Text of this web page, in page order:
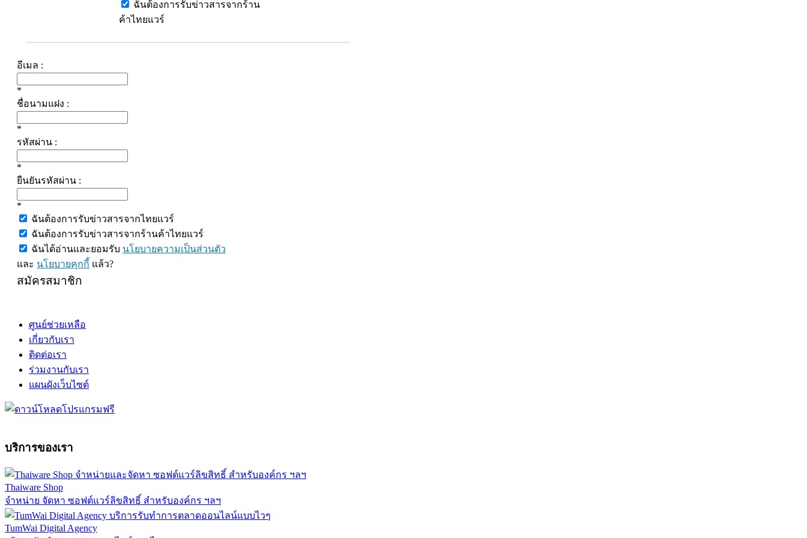
ฉันต้องการรับข่าวสารจากร้าน
ค้าไทยแวร์
อีเมล :
*
ชื่อนามแฝง :
*
รหัสผ่าน :
*
ยืนยันรหัสผ่าน :
*
ฉันต้องการรับข่าวสารจากไทยแวร์
ฉันต้องการรับข่าวสารจากร้านค้าไทยแวร์
ฉันได้อ่านและยอมรับ นโยบายความเป็นส่วนตัว
และ นโยบายคุกกี้ แล้ว?
สมัครสมาชิก
ศูนย์ช่วยเหลือ
เกี่ยวกับเรา
ติดต่อเรา
ร่วมงานกับเรา
แผนผังเว็บไซต์
บริการของเรา
Thaiware Shop
จำหน่าย จัดหา ซอฟต์แวร์ลิขสิทธิ์ สำหรับองค์กร ฯลฯ
TumWai Digital Agency